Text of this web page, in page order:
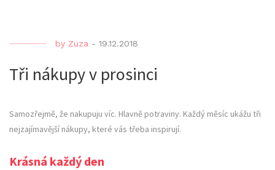
by Zuza - 19.12.2018
Tři nákupy v prosinci
Samozřejmě, že nakupuju víc. Hlavně potraviny. Každý měsíc ukážu tři
nejzajímavější nákupy, které vás třeba inspirují.
Krásná každý den